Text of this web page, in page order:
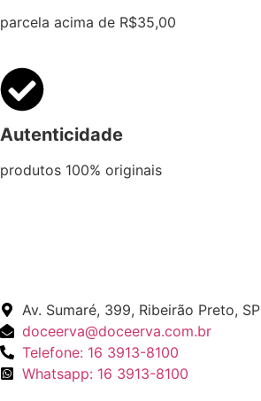
parcela acima de R$35,00
Autenticidade
produtos 100% originais
Av. Sumaré, 399, Ribeirão Preto, SP
doceerva@doceerva.com.br
Telefone: 16 3913-8100
Whatsapp: 16 3913-8100